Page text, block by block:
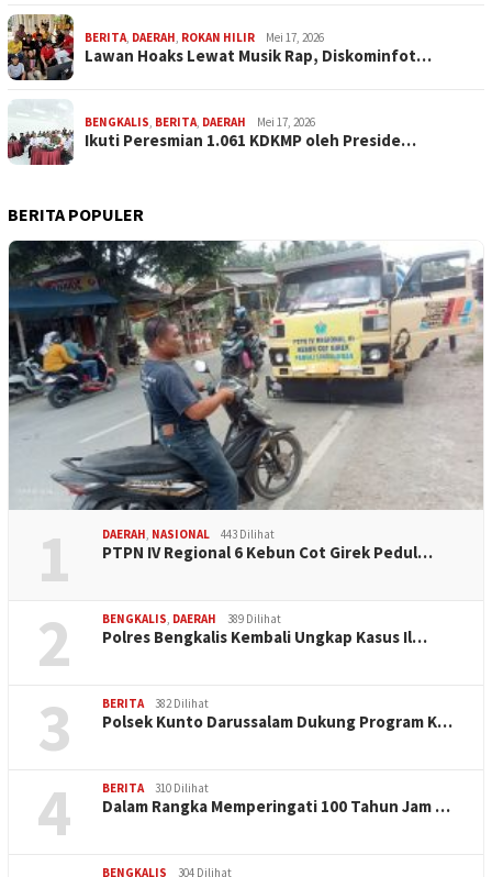
BERITA, DAERAH, ROKAN HILIR Mei 17, 2026
Lawan Hoaks Lewat Musik Rap, Diskominfot…
BENGKALIS, BERITA, DAERAH Mei 17, 2026
Ikuti Peresmian 1.061 KDKMP oleh Preside…
BERITA POPULER
1 DAERAH NASIONAL 443 Dilihat
PTPN IV Regional 6 Kebun Cot Girek Pedul…
2 BENGKALIS DAERAH 389 Dilihat
Polres Bengkalis Kembali Ungkap Kasus Il…
3 BERITA 382 Dilihat
Polsek Kunto Darussalam Dukung Program K…
4 BERITA 310 Dilihat
Dalam Rangka Memperingati 100 Tahun Jam …
BENGKALIS 304 Dilihat